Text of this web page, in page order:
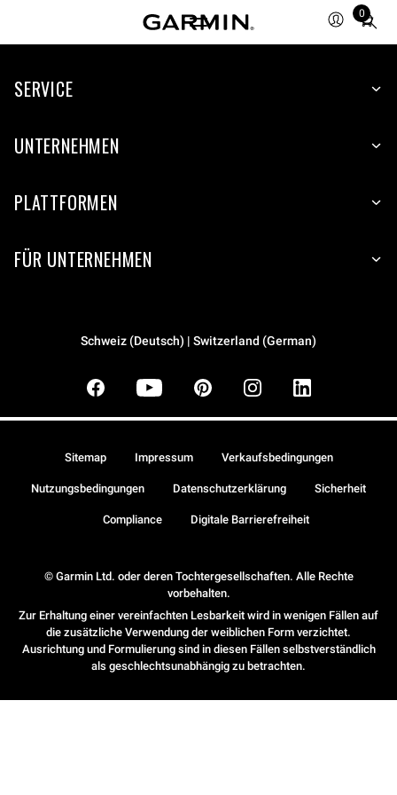
0
Total
items
cart:
SERVICE
UNTERNEHMEN
PLATTFORMEN
FÜR UNTERNEHMEN
Schweiz (Deutsch) | Switzerland (German)
© Garmin Ltd. oder deren Tochtergesellschaften. Alle Rechte
vorbehalten.
Zur Erhaltung einer vereinfachten Lesbarkeit wird in wenigen Fällen auf
die zusätzliche Verwendung der weiblichen Form verzichtet.
Ausrichtung und Formulierung sind in diesen Fällen selbstverständlich
als geschlechtsunabhängig zu betrachten.
Sitemap Impressum Verkaufsbedingungen
Nutzungsbedingungen Datenschutzerklärung Sicherheit
Compliance Digitale Barrierefreiheit